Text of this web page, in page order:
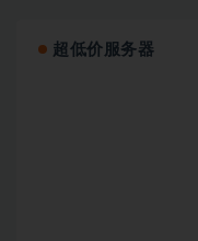
超低价服务器